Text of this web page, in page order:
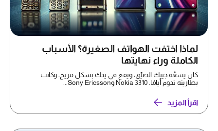
لماذا اختفت الهواتف الصغيرة؟ الأسباب
الكاملة وراء نهايتها
كان يسعُّه جيبك الضيِّق، ويقع في يدك بشكل مريح، وكانت
بطاريته تدوم أيامًا. Nokia 3310 وSony Ericsson...
اقرأ المزيد